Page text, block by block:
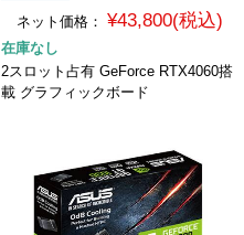
ネット価格：
¥43,800(税込)
在庫なし
2スロット占有 GeForce RTX4060搭
載 グラフィックボード